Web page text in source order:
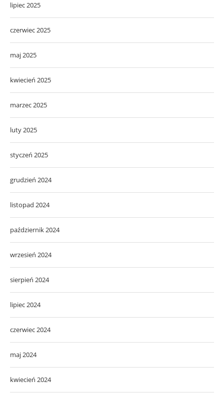
lipiec 2025
czerwiec 2025
maj 2025
kwiecień 2025
marzec 2025
luty 2025
styczeń 2025
grudzień 2024
listopad 2024
październik 2024
wrzesień 2024
sierpień 2024
lipiec 2024
czerwiec 2024
maj 2024
kwiecień 2024